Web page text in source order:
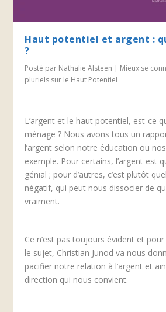
Haut potentiel et argent :
?
Posté par Nathalie Alsteen | Mieux se
pluriels sur le Haut Potentiel
L’argent et le haut potentiel, est-ce
ménage ? Nous avons tous un
l’argent selon notre éducation ou
exemple. Pour certains, l’argent est
génial ; pour d’autres, c’est plutôt
négatif, qui peut nous dissocier de
vraiment.
Ce n’est pas toujours évident et
le sujet, Christian Junod va nous
pacifier notre relation à l’argent et
direction qui nous convient.